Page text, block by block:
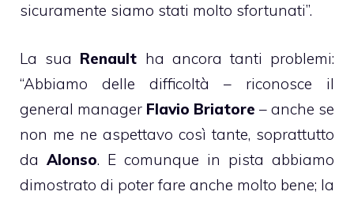
sicuramente siamo stati molto sfortunati”.
La sua Renault ha ancora tanti problemi:
“Abbiamo delle difficoltà – riconosce il
general manager Flavio Briatore – anche se
non me ne aspettavo così tante, soprattutto
da Alonso. E comunque in pista abbiamo
dimostrato di poter fare anche molto bene; la